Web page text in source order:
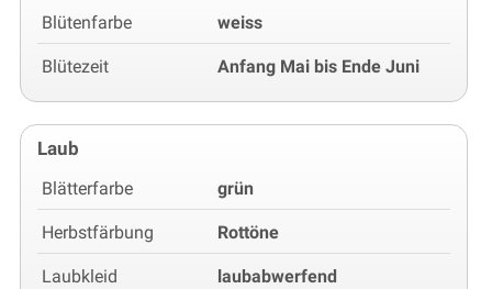
Blütenfarbe weiss
Blütezeit Anfang Mai bis Ende Juni
Laub
Blätterfarbe grün
Herbstfärbung Rottöne
Laubkleid laubabwerfend